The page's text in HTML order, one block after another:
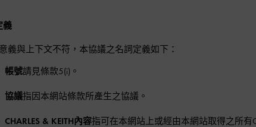
義
義與上下文不符，本協議之名詞定義如下：
帳號請見條款5(i)。
協議指因本網站條款所產生之協議。
CHARLES & KEITH內容指可在本網站上或經由本網站取得之所有